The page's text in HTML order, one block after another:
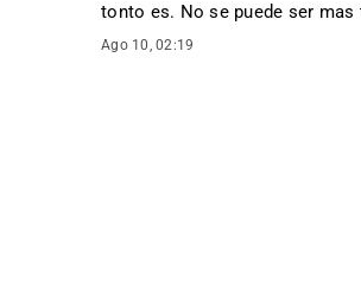
tonto es. No se puede ser mas
Ago 10, 02:19